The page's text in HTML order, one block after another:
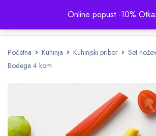
Online popust -10%
Početna Kuhinja Kuhinjski pribor Set
Bodega 4 kom